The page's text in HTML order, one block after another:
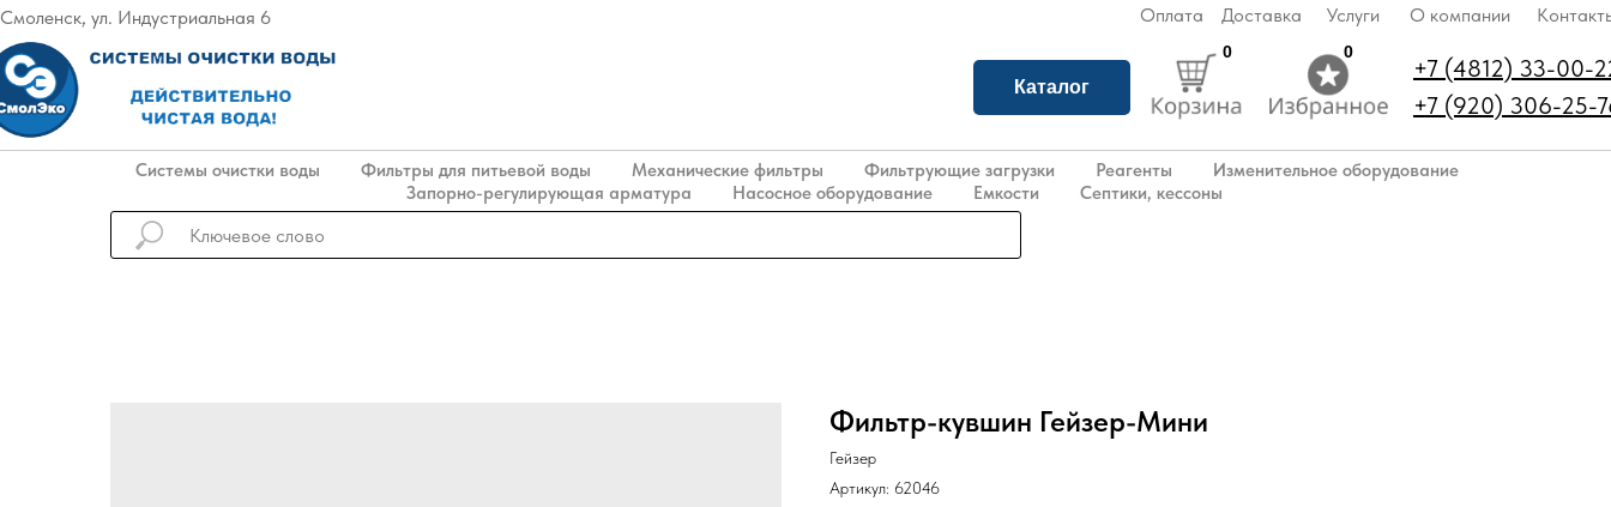
Оплата Доставка Услуги О компании
ул. Индустриальная 6
Каталог
+7 (4812) 33-00-
+7 (920) 306-25-
0
0
Системы очистки воды Фильтры для питьевой воды Механические фильтры Фильтрующие загрузки Реагенты
Изменительное оборудование
Запорно-регулирующая арматура
Насосное оборудование Емкости Септики, кессоны
Фильтр-кувшин Гейзер-Мини
Гейзер
Артикул: 62046